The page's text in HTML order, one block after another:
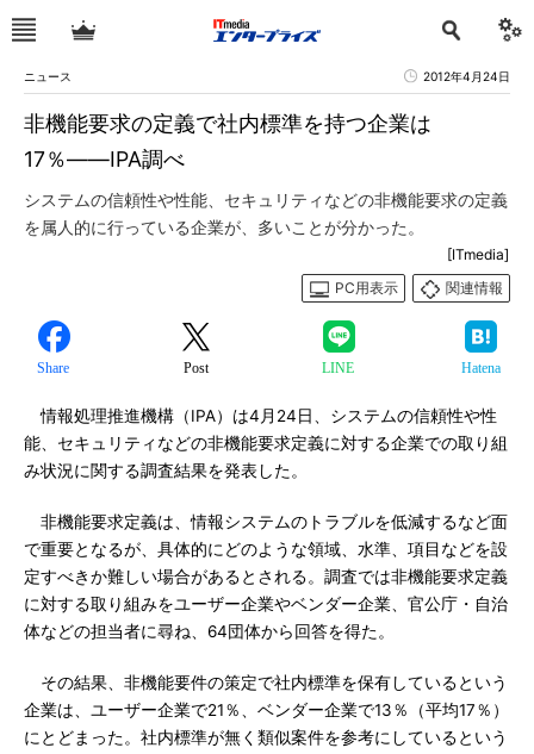
ニュース 2012年4月24日
非機能要求の定義で社内標準を持つ企業は
17％――IPA調べ
システムの信頼性や性能、セキュリティなどの非機能要求の定義
を属人的に行っている企業が、多いことが分かった。
[ITmedia]
PC用表示
関連情報
Share Post LINE Hatena
情報処理推進機構（IPA）は4月24日、システムの信頼性や性
能、セキュリティなどの非機能要求定義に対する企業での取り組
み状況に関する調査結果を発表した。
非機能要求定義は、情報システムのトラブルを低減するなど面
で重要となるが、具体的にどのような領域、水準、項目などを設
定すべきか難しい場合があるとされる。調査では非機能要求定義
に対する取り組みをユーザー企業やベンダー企業、官公庁・自治
体などの担当者に尋ね、64団体から回答を得た。
その結果、非機能要件の策定で社内標準を保有しているという
企業は、ユーザー企業で21％、ベンダー企業で13％（平均17％）
にとどまった。社内標準が無く類似案件を参考にしているという